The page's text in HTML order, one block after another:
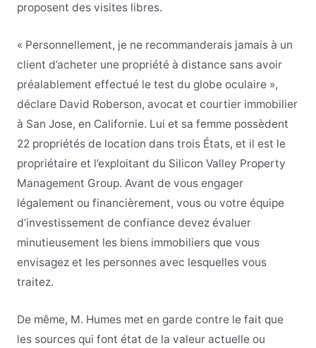
proposent des visites libres.
« Personnellement, je ne recommanderais jamais à un
client d’acheter une propriété à distance sans avoir
préalablement effectué le test du globe oculaire »,
déclare David Roberson, avocat et courtier immobilier
à San Jose, en Californie. Lui et sa femme possèdent
22 propriétés de location dans trois États, et il est le
propriétaire et l’exploitant du Silicon Valley Property
Management Group. Avant de vous engager
légalement ou financièrement, vous ou votre équipe
d’investissement de confiance devez évaluer
minutieusement les biens immobiliers que vous
envisagez et les personnes avec lesquelles vous
traitez.
De même, M. Humes met en garde contre le fait que
les sources qui font état de la valeur actuelle ou